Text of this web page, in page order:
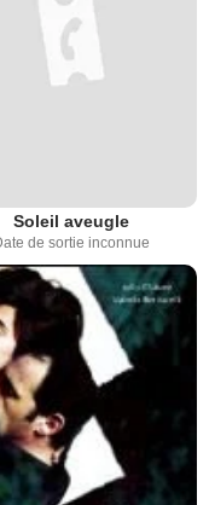
Soleil aveugle
de sortie inconnue